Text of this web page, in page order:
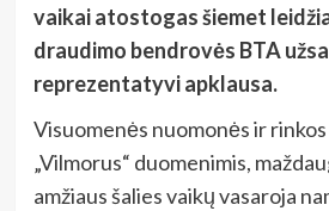
vaikai atostogas šiemet
draudimo bendrovės BTA
reprezentatyvi apklausa.
Visuomenės nuomonės ir
„Vilmorus“ duomenimis,
amžiaus šalies vaikų vasaroja